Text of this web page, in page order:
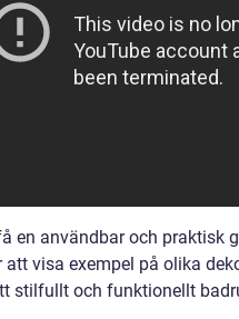
en användbar och praktisk
att visa exempel på olika
stilfullt och funktionellt